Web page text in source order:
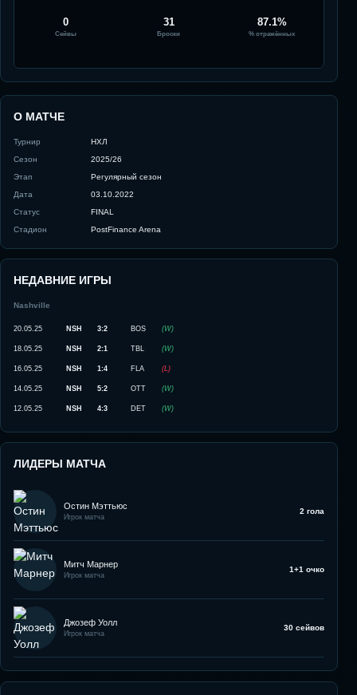
0
Сейвы
31
Броски
87.1%
% отражённых
О МАТЧЕ
Турнир
НХЛ
Сезон
2025/26
Этап
Регулярный сезон
Дата
03.10.2022
Статус
FINAL
Стадион
PostFinance Arena
НЕДАВНИЕ ИГРЫ
Nashville
20.05.25 NSH 3:2 BOS (W)
18.05.25 NSH 2:1 TBL (W)
16.05.25 NSH 1:4 FLA (L )
14.05.25 NSH 5:2 OTT (W)
12.05.25 NSH 4:3 DET (W)
ЛИДЕРЫ МАТЧА
Остин Мэттьюс
Игрок матча
2 гола
Митч Марнер
Игрок матча
1+1 очко
Джозеф Уолл
Игрок матча
30 сейвов